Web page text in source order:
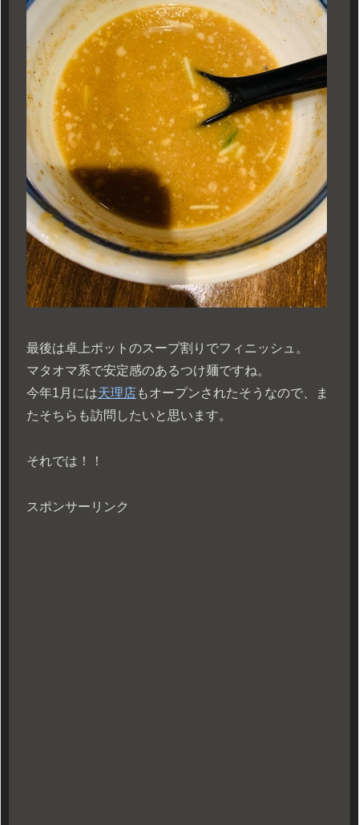
最後は卓上ポットのスープ割りでフィニッシュ。
マタオマ系で安定感のあるつけ麺ですね。
今年1月には天理店もオープンされたそうなので、ま
たそちらも訪問したいと思います。
それでは！！
スポンサーリンク